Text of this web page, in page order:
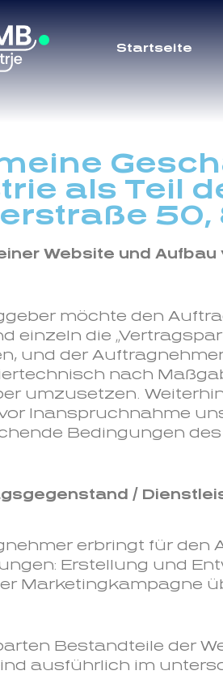
Startseite
als Teil
50,
Website und
möchte den
einzeln die
und der
nach
umzusetzen.
Inanspruchnahme
Bedingungen
/
erbringt für den
Erstellung und
Marketingkampagne
Bestandteile der
ausführlich im